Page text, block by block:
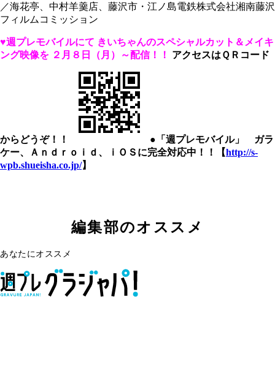
／海花亭、中村羊羹店、藤沢市・江ノ島電鉄株式会社湘南藤沢
フィルムコミッション
♥週プレモバイルにて きいちゃんのスペシャルカット＆メイキ
ング映像を ２月８日（月）～配信！！ アクセスはＱＲコード
からどうぞ！！
●「週プレモバイル」 ガラ
ケー、Ａｎｄｒｏｉｄ、ｉＯＳに完全対応中！！【http://s-
wpb.shueisha.co.jp/】
編集部のオススメ
あなたにオススメ